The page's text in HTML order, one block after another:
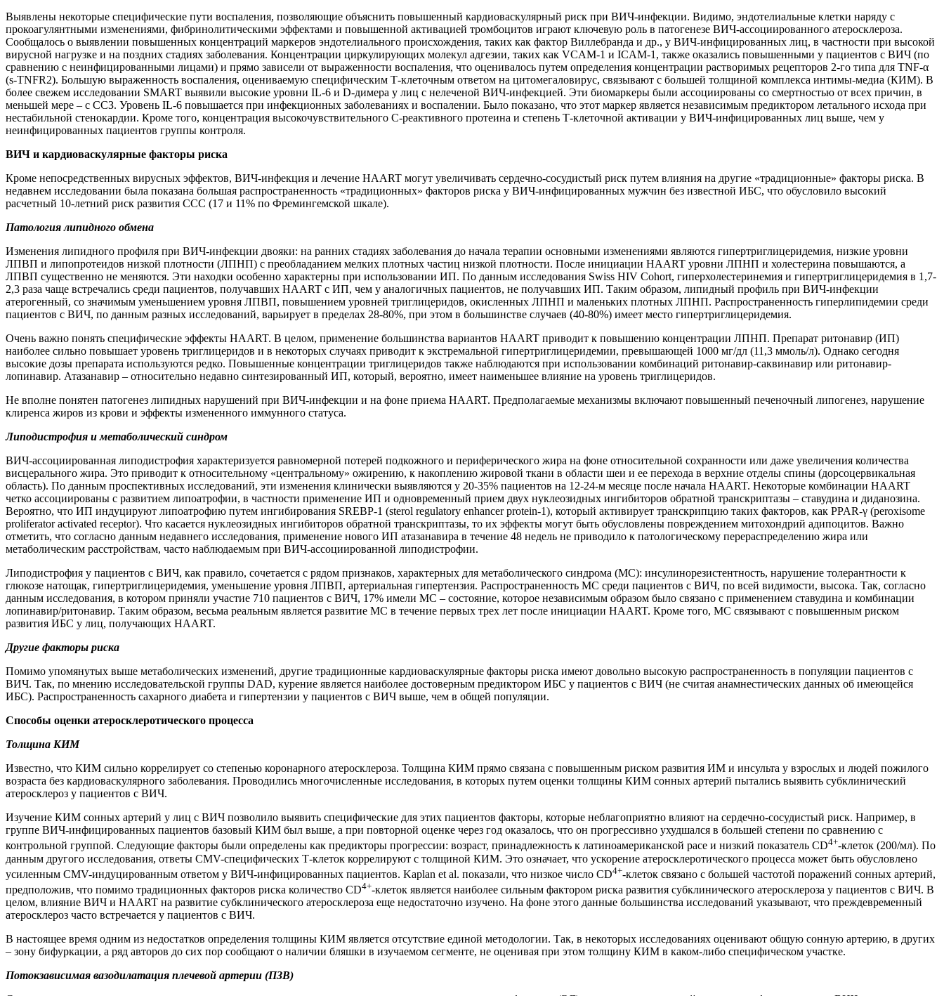
Выявлены некоторые специфические пути воспаления, позволяющие объяснить повышенный кардиоваскулярный риск при ВИЧ-инфекции. Видимо, эндотелиальные клетки наряду с
прокоагулянтными изменениями, фибринолитическими эффектами и повышенной активацией тромбоцитов играют ключевую роль в патогенезе ВИЧ-ассоциированного атеросклероза.
Сообщалось о выявлении повышенных концентраций маркеров эндотелиального происхождения, таких как фактор Виллебранда и др., у ВИЧ-инфицированных лиц, в частности при высокой
вирусной нагрузке и на поздних стадиях заболевания. Концентрации циркулирующих молекул адгезии, таких как VCAM-1 и ICAM-1, также оказались повышенными у пациентов с ВИЧ (по
сравнению с неинфицированными лицами) и прямо зависели от выраженности воспаления, что оценивалось путем определения концентрации растворимых рецепторов 2-го типа для TNF-α
(s-TNFR2). Большую выраженность воспаления, оцениваемую специфическим Т-клеточным ответом на цитомегаловирус, связывают с большей толщиной комплекса интимы-медиа (КИМ). В
более свежем исследовании SMART выявили высокие уровни IL-6 и D-димера у лиц с нелеченой ВИЧ-инфекцией. Эти биомаркеры были ассоциированы со смертностью от всех причин, в
меньшей мере – с ССЗ. Уровень IL-6 повышается при инфекционных заболеваниях и воспалении. Было показано, что этот маркер является независимым предиктором летального исхода при
нестабильной стенокардии. Кроме того, концентрация высокочувствительного С-реактивного протеина и степень Т-клеточной активации у ВИЧ-инфицированных лиц выше, чем у
неинфицированных пациентов группы контроля.
ВИЧ и кардиоваскулярные факторы риска
Кроме непосредственных вирусных эффектов, ВИЧ-инфекция и лечение HAART могут увеличивать сердечно-сосудистый риск путем влияния на другие «традиционные» факторы риска. В
недавнем исследовании была показана большая распространенность «традиционных» факторов риска у ВИЧ-инфицированных мужчин без известной ИБС, что обусловило высокий
расчетный 10-летний риск развития ССС (17 и 11% по Фремингемской шкале).
Патология липидного обмена
Изменения липидного профиля при ВИЧ-инфекции двояки: на ранних стадиях заболевания до начала терапии основными изменениями являются гипертриглицеридемия, низкие уровни
ЛПВП и липопротеидов низкой плотности (ЛПНП) с преобладанием мелких плотных частиц низкой плотности. После инициации HAART уровни ЛПНП и холестерина повышаются, а
ЛПВП существенно не меняются. Эти находки особенно характерны при использовании ИП. По данным исследования Swiss HIV Cohort, гиперхолестеринемия и гипертриглицеридемия в 1,7-
2,3 раза чаще встречались среди пациентов, получавших HAART c ИП, чем у аналогичных пациентов, не получавших ИП. Таким образом, липидный профиль при ВИЧ-инфекции
атерогенный, со значимым уменьшением уровня ЛПВП, повышением уровней триглицеридов, окисленных ЛПНП и маленьких плотных ЛПНП. Распространенность гиперлипидемии среди
пациентов с ВИЧ, по данным разных исследований, варьирует в пределах 28-80%, при этом в большинстве случаев (40-80%) имеет место гипертриглицеридемия.
Очень важно понять специфические эффекты HAART. В целом, применение большинства вариантов HAART приводит к повышению концентрации ЛПНП. Препарат ритонавир (ИП)
наиболее сильно повышает уровень триглицеридов и в некоторых случаях приводит к экстремальной гипертриглицеридемии, превышающей 1000 мг/дл (11,3 ммоль/л). Однако сегодня
высокие дозы препарата используются редко. Повышенные концентрации триглицеридов также наблюдаются при использовании комбинаций ритонавир-саквинавир или ритонавир-
лопинавир. Атазанавир – относительно недавно синтезированный ИП, который, вероятно, имеет наименьшее влияние на уровень триглицеридов.
Не вполне понятен патогенез липидных нарушений при ВИЧ-инфекции и на фоне приема HAART. Предполагаемые механизмы включают повышенный печеночный липогенез, нарушение
клиренса жиров из крови и эффекты измененного иммунного статуса.
Липодистрофия и метаболический синдром
ВИЧ-ассоциированная липодистрофия характеризуется равномерной потерей подкожного и периферического жира на фоне относительной сохранности или даже увеличения количества
висцерального жира. Это приводит к относительному «центральному» ожирению, к накоплению жировой ткани в области шеи и ее перехода в верхние отделы спины (дорсоцервикальная
область). По данным проспективных исследований, эти изменения клинически выявляются у 20-35% пациентов на 12-24-м месяце после начала HAART. Некоторые комбинации HAART
четко ассоциированы с развитием липоатрофии, в частности применение ИП и одновременный прием двух нуклеозидных ингибиторов обратной транскриптазы – ставудина и диданозина.
Вероятно, что ИП индуцируют липоатрофию путем ингибирования SREBP-1 (sterol regulatory enhancer protein-1), который активирует транскрипцию таких факторов, как PPAR-γ (peroxisome
proliferator activated receptor). Что касается нуклеозидных ингибиторов обратной транскриптазы, то их эффекты могут быть обусловлены повреждением митохондрий адипоцитов. Важно
отметить, что согласно данным недавнего исследования, применение нового ИП атазанавира в течение 48 недель не приводило к патологическому перераспределению жира или
метаболическим расстройствам, часто наблюдаемым при ВИЧ-ассоциированной липодистрофии.
Липодистрофия у пациентов с ВИЧ, как правило, сочетается с рядом признаков, характерных для метаболического синдрома (МС): инсулинорезистентность, нарушение толерантности к
глюкозе натощак, гипертриглицеридемия, уменьшение уровня ЛПВП, артериальная гипертензия. Распространенность МС среди пациентов с ВИЧ, по всей видимости, высока. Так, согласно
данным исследования, в котором приняли участие 710 пациентов с ВИЧ, 17% имели МС – состояние, которое независимым образом было связано с применением ставудина и комбинации
лопинавир/ритонавир. Таким образом, весьма реальным является развитие МС в течение первых трех лет после инициации HAART. Кроме того, МС связывают с повышенным риском
развития ИБС у лиц, получающих HAART.
Другие факторы риска
Помимо упомянутых выше метаболических изменений, другие традиционные кардиоваскулярные факторы риска имеют довольно высокую распространенность в популяции пациентов с
ВИЧ. Так, по мнению исследовательской группы DAD, курение является наиболее достоверным предиктором ИБС у пациентов с ВИЧ (не считая анамнестических данных об имеющейся
ИБС). Распространенность сахарного диабета и гипертензии у пациентов с ВИЧ выше, чем в общей популяции.
Способы оценки атеросклеротического процесса
Толщина КИМ
Известно, что КИМ сильно коррелирует со степенью коронарного атеросклероза. Толщина КИМ прямо связана с повышенным риском развития ИМ и инсульта у взрослых и людей пожилого
возраста без кардиоваскулярного заболевания. Проводились многочисленные исследования, в которых путем оценки толщины КИМ сонных артерий пытались выявить субклинический
атеросклероз у пациентов с ВИЧ.
Изучение КИМ сонных артерий у лиц с ВИЧ позволило выявить специфические для этих пациентов факторы, которые неблагоприятно влияют на сердечно-сосудистый риск. Например, в
группе ВИЧ-инфицированных пациентов базовый КИМ был выше, а при повторной оценке через год оказалось, что он прогрессивно ухудшался в большей степени по сравнению с
контрольной группой. Следующие факторы были определены как предикторы прогрессии: возраст, принадлежность к латиноамериканской расе и низкий показатель CD4+-клеток (200/мл). По
данным другого исследования, ответы CMV-специфических Т-клеток коррелируют с толщиной КИМ. Это означает, что ускорение атеросклеротического процесса может быть обусловлено
усиленным CMV-индуцированным ответом у ВИЧ-инфицированных пациентов. Kaplan et al. показали, что низкое число CD4+-клеток связано с большей частотой поражений сонных артерий,
предположив, что помимо традиционных факторов риска количество CD4+-клеток является наиболее сильным фактором риска развития субклинического атеросклероза у пациентов с ВИЧ. В
целом, влияние ВИЧ и HAART на развитие субклинического атеросклероза еще недостаточно изучено. На фоне этого данные большинства исследований указывают, что преждевременный
атеросклероз часто встречается у пациентов с ВИЧ.
В настоящее время одним из недостатков определения толщины КИМ является отсутствие единой методологии. Так, в некоторых исследованиях оценивают общую сонную артерию, в других
– зону бифуркации, а ряд авторов до сих пор сообщают о наличии бляшки в изучаемом сегменте, не оценивая при этом толщину КИМ в каком-либо специфическом участке.
Потокзависимая вазодилатация плечевой артерии (ПЗВ)